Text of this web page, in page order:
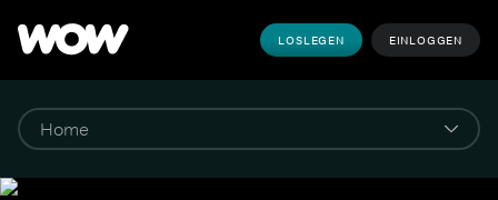
LOSLEGEN EINLOGGEN